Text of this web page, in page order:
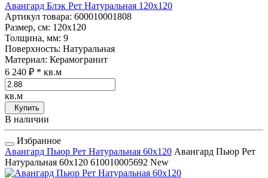
Авангард Блэк Рет Натуральная 120x120
Артикул товара: 600010001808
Размер, см: 120x120
Толщина, мм: 9
Поверхность: Натуральная
Материал: Керамогранит
6 240 ₽ * кв.м
кв.м
Купить
В наличии
Избранное
Авангард Пьюр Рет Натуральная 60x120 Авангард Пьюр Рет
Натуральная 60x120 610010005692 New